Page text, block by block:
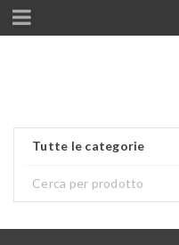
Tutte le categorie